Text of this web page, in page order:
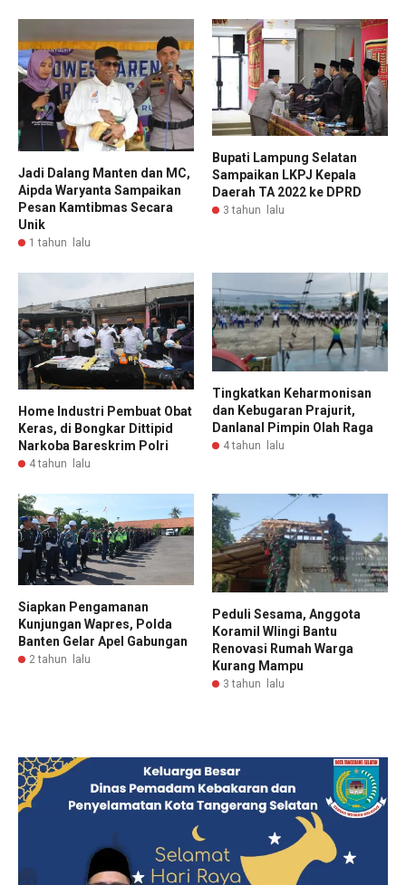
Jadi Dalang Manten dan MC,
Aipda Waryanta Sampaikan
Pesan Kamtibmas Secara
Unik
1 tahun lalu
Bupati Lampung Selatan
Sampaikan LKPJ Kepala
Daerah TA 2022 ke DPRD
3 tahun lalu
Home Industri Pembuat Obat
Keras, di Bongkar Dittipid
Narkoba Bareskrim Polri
4 tahun lalu
Tingkatkan Keharmonisan
dan Kebugaran Prajurit,
Danlanal Pimpin Olah Raga
4 tahun lalu
Siapkan Pengamanan
Kunjungan Wapres, Polda
Banten Gelar Apel Gabungan
2 tahun lalu
Peduli Sesama, Anggota
Koramil Wlingi Bantu
Renovasi Rumah Warga
Kurang Mampu
3 tahun lalu